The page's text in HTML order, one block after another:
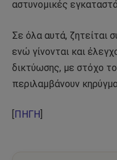
αστυνομικές
Σε όλα αυτά, ζητείται
ενώ γίνονται και
δικτύωσης, με στόχο
περιλαμβάνουν
ΠΗΓΗ